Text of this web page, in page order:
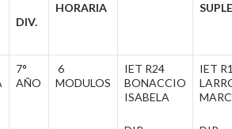
DIV.
HORARIA
7°
AÑO
6
MODULOS
IET R24
BONACCIO
ISABELA
IET